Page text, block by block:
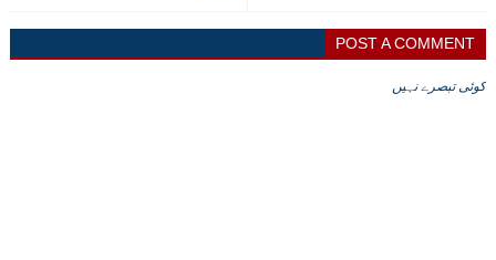
POST A COMMENT
کوئی تبصرے نہیں